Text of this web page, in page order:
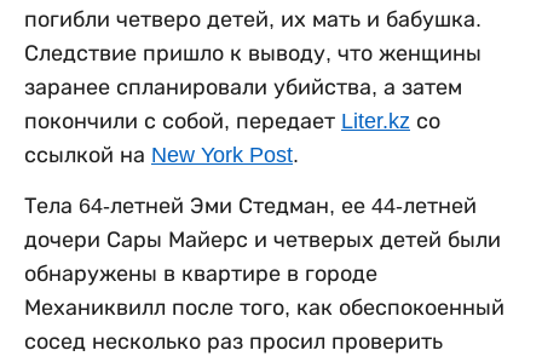
погибли четверо детей, их мать и бабушка.
Следствие пришло к выводу, что женщины
заранее спланировали убийства, а затем
покончили с собой, передает Liter.kz со
ссылкой на New York Post.
Тела 64-летней Эми Стедман, ее 44-летней
дочери Сары Майерс и четверых детей были
обнаружены в квартире в городе
Механиквилл после того, как обеспокоенный
сосед несколько раз просил проверить